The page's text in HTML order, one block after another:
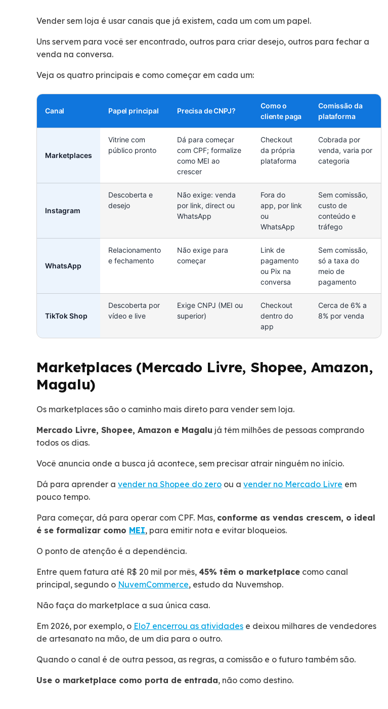
Vender sem loja é usar canais que já existem, cada um com um papel.
Uns servem para você ser encontrado, outros para criar desejo, outros para fechar a
venda na conversa.
Veja os quatro principais e como começar em cada um:
Canal Papel principal Precisa de CNPJ?
Como o
cliente paga
Comissão da
plataforma
Marketplaces
Vitrine com
público pronto
Dá para começar
com CPF; formalize
como MEI ao
crescer
Checkout
da própria
plataforma
Cobrada por
venda, varia por
categoria
Instagram
Descoberta e
desejo
Não exige: venda
por link, direct ou
WhatsApp
Fora do
app, por link
ou
WhatsApp
Sem comissão,
custo de
conteúdo e
tráfego
WhatsApp
Relacionamento
e fechamento
Não exige para
começar
Link de
pagamento
ou Pix na
conversa
Sem comissão,
só a taxa do
meio de
pagamento
TikTok Shop
Descoberta por
vídeo e live
Exige CNPJ (MEI ou
superior)
Checkout
dentro do
app
Cerca de 6% a
8% por venda
Marketplaces (Mercado Livre, Shopee, Amazon,
Magalu)
Os marketplaces são o caminho mais direto para vender sem loja.
Mercado Livre, Shopee, Amazon e Magalu já têm milhões de pessoas comprando
todos os dias.
Você anuncia onde a busca já acontece, sem precisar atrair ninguém no início.
Dá para aprender a vender na Shopee do zero ou a vender no Mercado Livre em
pouco tempo.
Para começar, dá para operar com CPF. Mas, conforme as vendas crescem, o ideal
é se formalizar como MEI, para emitir nota e evitar bloqueios.
O ponto de atenção é a dependência.
Entre quem fatura até R$ 20 mil por mês, 45% têm o marketplace como canal
principal, segundo o NuvemCommerce, estudo da Nuvemshop.
Não faça do marketplace a sua única casa.
Em 2026, por exemplo, o Elo7 encerrou as atividades e deixou milhares de vendedores
de artesanato na mão, de um dia para o outro.
Quando o canal é de outra pessoa, as regras, a comissão e o futuro também são.
Use o marketplace como porta de entrada, não como destino.